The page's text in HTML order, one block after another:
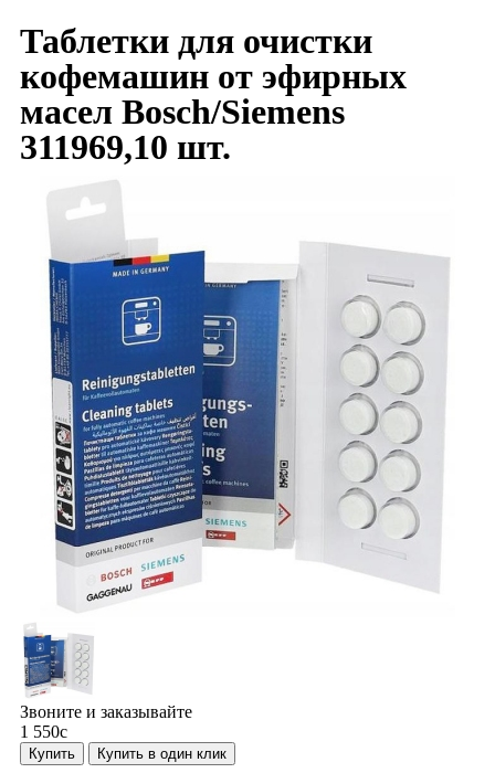
Таблетки для очистки
кофемашин от эфирных
масел Bosch/Siemens
311969,10 шт.
Звоните и заказывайте
1 550c
Купить Купить в один клик